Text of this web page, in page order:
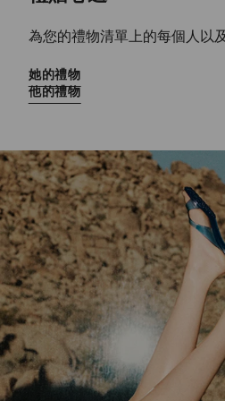
為您的禮物清單上的每個人以
她的禮物
他的禮物